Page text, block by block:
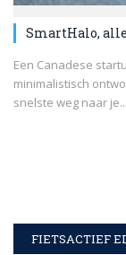
SmartHalo,
Een Canadese
minimalistisch
snelste weg naar je...
FIETSACTIEF